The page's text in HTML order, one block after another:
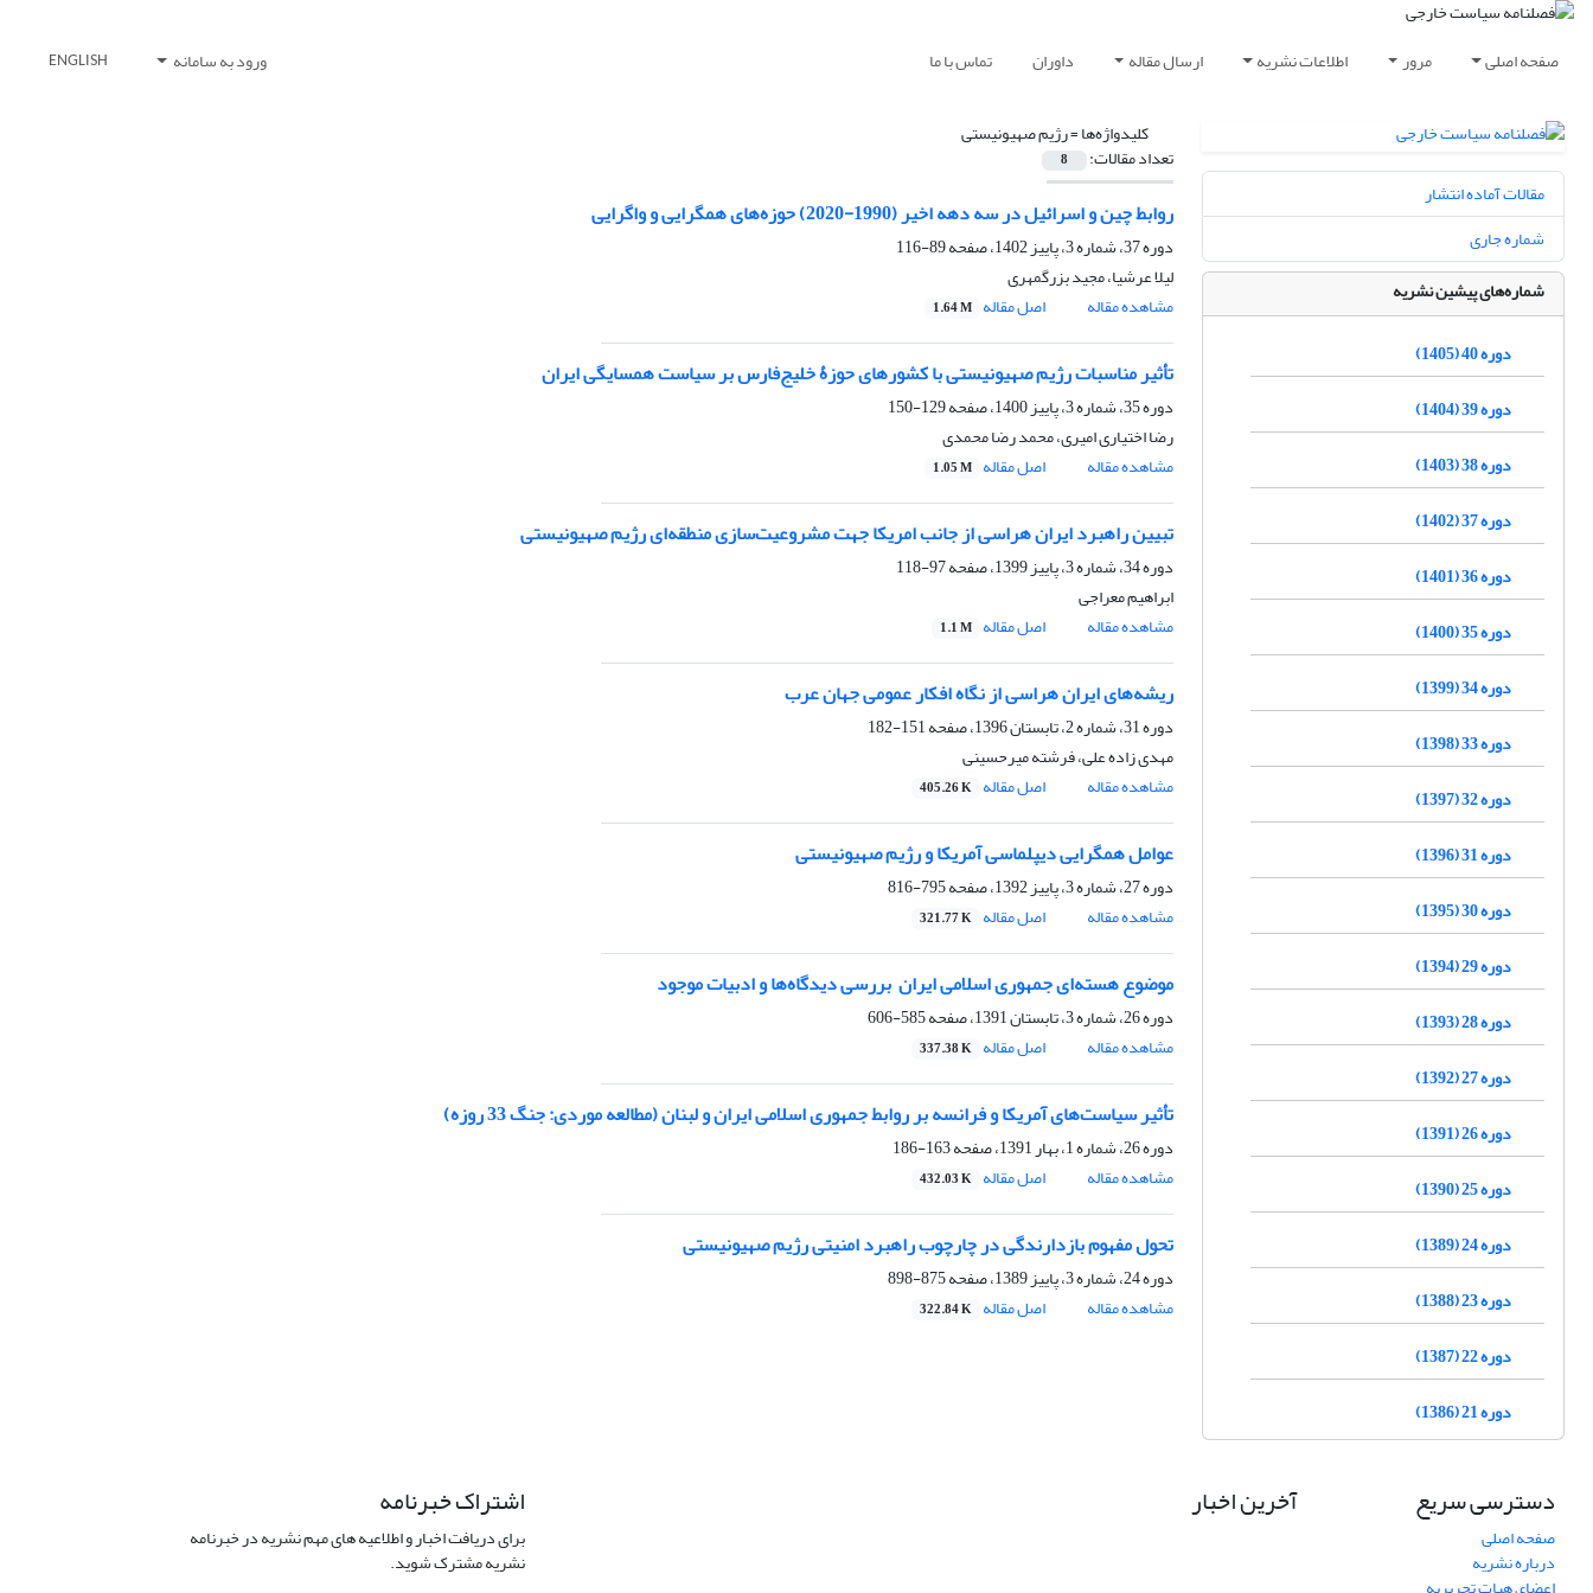
صفحه اصلی مرور اطلاعات نشریه ارسال مقاله داوران تماس با ما ورود به سامانه ENGLISH
کلیدواژه‌ها =رژیم صهیونیستی
تعداد مقالات: 8
روابط چین و اسرائیل در سه دهه اخیر (1990-2020) حوزه‌های همگرایی و واگرایی
دوره 37، شماره 3، پاییز 1402، صفحه
89-116
لیلا عرشیا، مجید بزرگمهری
مشاهده مقاله
اصل مقاله 1.64 M
تأثیر مناسبات رژیم صهیونیستی با کشورهای حوزۀ خلیج‌فارس بر سیاست همسایگی ایران
دوره 35، شماره 3، پاییز 1400، صفحه
129-150
رضا اختیاری امیری، محمد رضا محمدی
مشاهده مقاله
اصل مقاله 1.05 M
تبیین راهبرد ایران هراسی از جانب امریکا جهت مشروعیت‌سازی منطقه‌ای رژیم صهیونیستی
دوره 34، شماره 3، پاییز 1399، صفحه
97-118
ابراهیم معراجی
مشاهده مقاله
اصل مقاله 1.1 M
ریشه‌های ایران هراسی از نگاه افکار عمومی جهان عرب
دوره 31، شماره 2، تابستان 1396، صفحه
151-182
مهدی زاده علی، فرشته میرحسینی
مشاهده مقاله
اصل مقاله 405.26 K
عوامل همگرایی دیپلماسی آمریکا و رژیم صهیونیستی ‏
دوره 27، شماره 3، پاییز 1392، صفحه
795-816
مشاهده مقاله
اصل مقاله 321.77 K
موضوع هسته‌ای جمهوری اسلامی ایران ‏ بررسی دیدگاه‌ها و ادبیات موجود
دوره 26، شماره 3، تابستان 1391، صفحه
585-606
مشاهده مقاله
اصل مقاله 337.38 K
تأثیر سیاست‌های آمریکا و فرانسه بر روابط ‏جمهوری اسلامی ایران و لبنان ‏(مطالعه موردی: جنگ 33 روزه)‏
دوره 26، شماره 1، بهار 1391، صفحه
163-186
مشاهده مقاله
اصل مقاله 432.03 K
تحول مفهوم بازدارندگی در چارچوب راهبرد امنیتی ‏رژیم صهیونیستی ‏
دوره 24، شماره 3، پاییز 1389، صفحه
875-898
مشاهده مقاله
اصل مقاله 322.84 K
مقالات آماده انتشار
شماره جاری
شماره‌های پیشین نشریه
دوره 40 (1405)
دوره 39 (1404)
دوره 38 (1403)
دوره 37 (1402)
دوره 36 (1401)
دوره 35 (1400)
دوره 34 (1399)
دوره 33 (1398)
دوره 32 (1397)
دوره 31 (1396)
دوره 30 (1395)
دوره 29 (1394)
دوره 28 (1393)
دوره 27 (1392)
دوره 26 (1391)
دوره 25 (1390)
دوره 24 (1389)
دوره 23 (1388)
دوره 22 (1387)
دوره 21 (1386)
دسترسی سریع
صفحه اصلی
درباره نشریه
آخرین اخبار اشتراک خبرنامه
برای دریافت اخبار و اطلاعیه های مهم نشریه در خبرنامه
نشریه مشترک شوید.